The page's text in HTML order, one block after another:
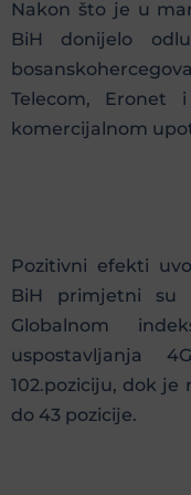
Nakon što je u
BiH donijelo
Telecom,
komercijalnom
Pozitivni efekti
BiH primjetni su
Globalnom
uspostavljanja
102.poziciju, dok je
do 43 pozicije.